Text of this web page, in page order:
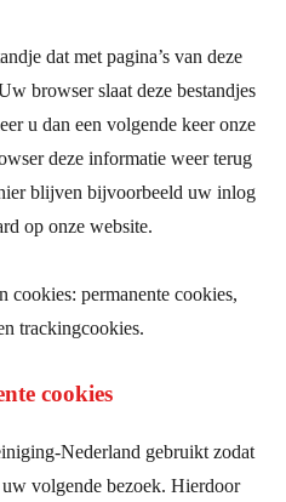
dat met pagina’s van deze
browser slaat deze bestandjes
u dan een volgende keer onze
deze informatie weer terug
blijven bijvoorbeeld uw inlog
op onze website.
cookies: permanente cookies,
trackingcookies.
cookies
Nederland gebruikt zodat
volgende bezoek. Hierdoor